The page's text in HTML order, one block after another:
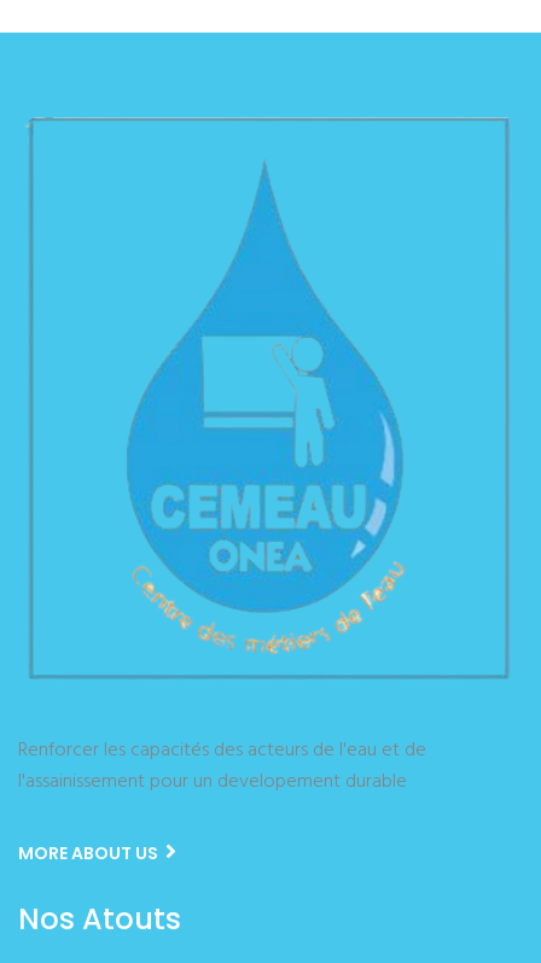
Renforcer les capacités des acteurs de l'eau et de
l'assainissement pour un developement durable
MORE ABOUT US
Nos Atouts